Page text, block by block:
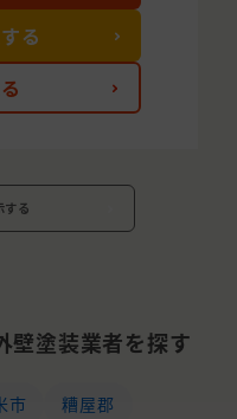
る
する
壁塗装業者を探す
市
糟屋郡